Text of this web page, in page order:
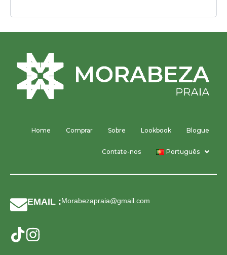
Home Comprar Sobre Lookbook Blogue
Contate-nos Português
EMAIL :Morabezapraia@gmail.com